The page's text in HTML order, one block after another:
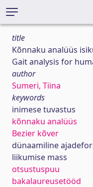
title
Kõnnaku analüüs
Gait analysis for
author
Sumeri, Tiina
keywords
inimese tuvastus
kõnnaku analüüs
Bezier kõver
dünaamiline
liikumise mass
otsustuspuu
bakalaureusetööd